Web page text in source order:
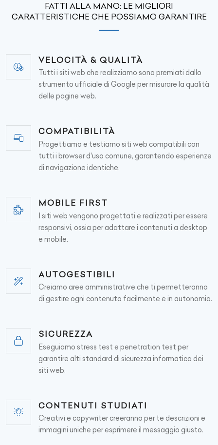
FATTI ALLA MANO: LE MIGLIORI
CARATTERISTICHE CHE POSSIAMO GARANTIRE
VELOCITÀ & QUALITÀ
Tutti i siti web che realizziamo sono premiati dallo
strumento ufficiale di Google per misurare la qualità
delle pagine web.
COMPATIBILITÀ
Progettiamo e testiamo siti web compatibili con
tutti i browser d'uso comune, garantendo esperienze
di navigazione identiche.
MOBILE FIRST
I siti web vengono progettati e realizzati per essere
responsivi, ossia per adattare i contenuti a desktop
e mobile.
AUTOGESTIBILI
Creiamo aree amministrative che ti permetteranno
di gestire ogni contenuto facilmente e in autonomia.
SICUREZZA
Eseguiamo stress test e penetration test per
garantire alti standard di sicurezza informatica dei
siti web.
CONTENUTI STUDIATI
Creativi e copywriter creeranno per te descrizioni e
immagini uniche per esprimere il messaggio giusto.